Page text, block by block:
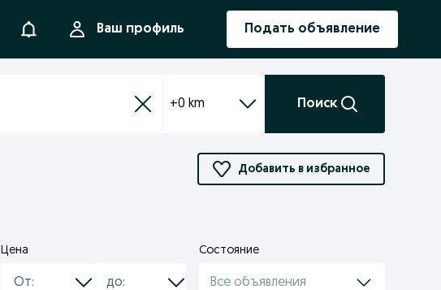
УведомленияВаш профиль Подать объявление
+0 km Поиск
Добавить в избранное
Цена Состояние
Все объявления